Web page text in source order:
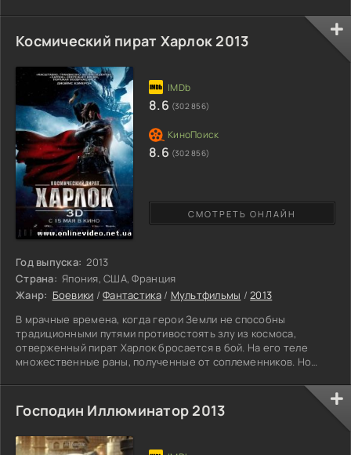
радостную кутерьму вторгаются тревожные события.
Незнакомцы похитили ребенка и скрылись с ней в лесу.
Безутешная принцесса молит своего возлюбленного
Ротбрата дали свои обильные
Космический пират Харлок 2013
Год выпуска: 2013
Страна: Япония, США, Франция
Жанр: Боевики /Фантастика/ Мультфильмы /2013
В мрачные времена, когда герои Земли не способны
традиционными путями противостоять злу из космоса,
отверженный пират Харлок бросается в бой. На его теле
множественные раны, полученные от соплеменников. Но
Единственными его противниками стала корпорация «Гайя»
поработившая человечество. Их сложные технологии
скрывают тайны внеземной цивилизации. Но даже это
завоеваниями. Ренегат для своих и бич
СМОТРЕТЬ ОНЛАЙН
8.6 (302 856)
8.6 (302 856)
Господин Иллюминатор 2013